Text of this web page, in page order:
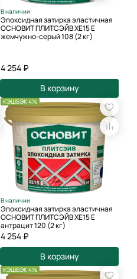
В наличии
Эпоксидная затирка эластичная
ОСНОВИТ ПЛИТСЭЙВ XE15 Е
жемчужно-серый 108 (2 кг)
4 254 ₽
В корзину
КЭШБЭК 4%
В наличии
Эпоксидная затирка эластичная
ОСНОВИТ ПЛИТСЭЙВ XE15 Е
антрацит 120 (2 кг)
4 254 ₽
В корзину
КЭШБЭК 4%